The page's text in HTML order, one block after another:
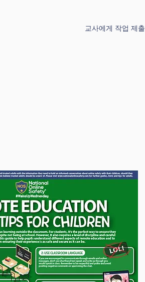
교사에게 작업 제출